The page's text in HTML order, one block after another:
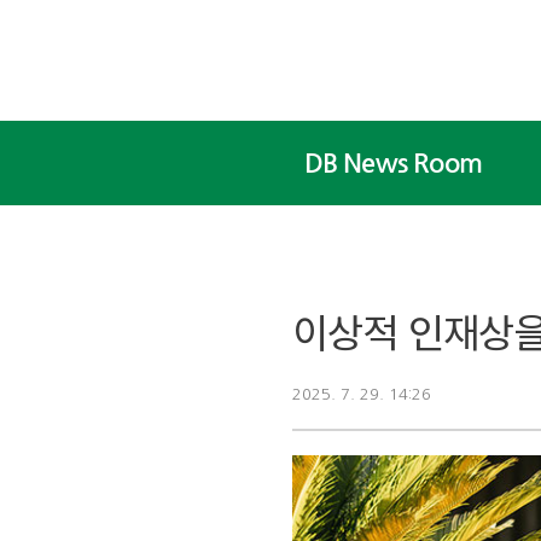
DB News Room
이상적 인재상
2025. 7. 29. 14:26